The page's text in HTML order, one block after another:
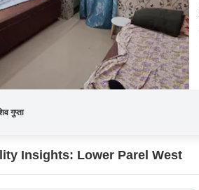
गुप्ता
Insights: Lower Parel West